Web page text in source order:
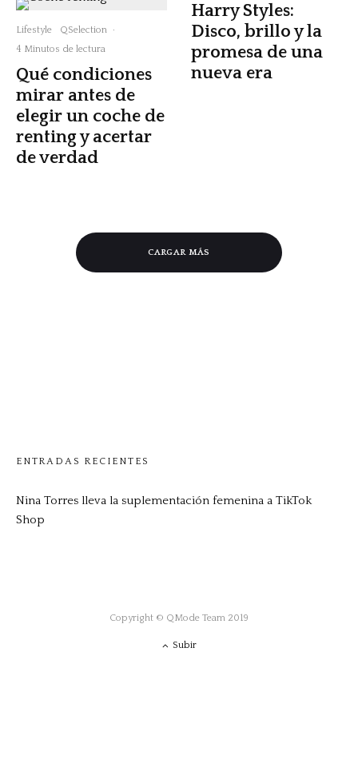
Lifestyle QSelection
·
4 Minutos de lectura
Qué condiciones
mirar antes de
elegir un coche de
renting y acertar
de verdad
Harry Styles:
Disco, brillo y la
promesa de una
nueva era
CARGAR MÁS
ENTRADAS RECIENTES
Nina Torres lleva la suplementación femenina a TikTok
Shop
Copyright © QMode Team 2019
Subir